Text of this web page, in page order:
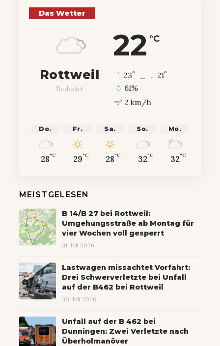
Das Wetter
22 °C
Rottweil
Bedeckt
23° 21°
61%
2 km/h
Do.
28°C
Fr.
29°C
Sa.
28°C
So.
32°C
Mo.
32°C
MEISTGELESEN
B 14/B 27 bei Rottweil:
Umgehungsstraße ab Montag für
vier Wochen voll gesperrt
31. Juli 2026
Lastwagen missachtet Vorfahrt:
Drei Schwerverletzte bei Unfall
auf der B462 bei Rottweil
30. Juli 2026
Unfall auf der B 462 bei
Dunningen: Zwei Verletzte nach
Überholmanöver